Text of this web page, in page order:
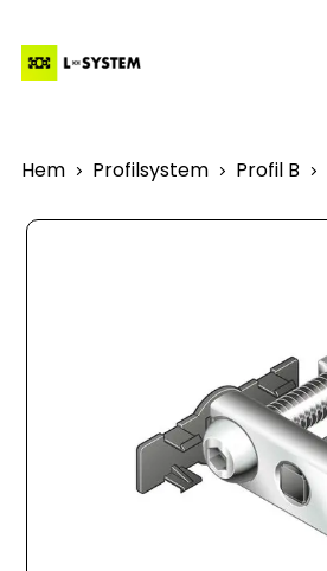
Hem Profilsystem Profil B